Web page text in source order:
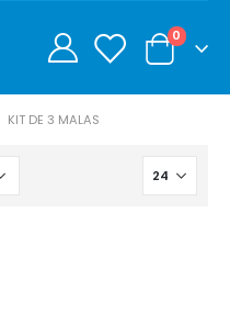
0 0
KIT DE 3 MALAS